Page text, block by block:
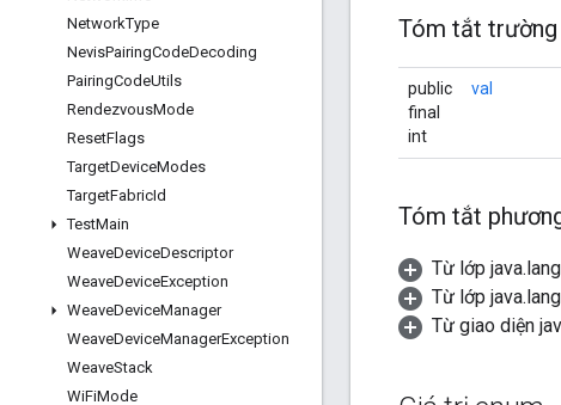
NetworkType
NevisPairingCodeDecoding
PairingCodeUtils
RendezvousMode
ResetFlags
TargetDeviceModes
TargetFabricId
TestMain
WeaveDeviceDescriptor
WeaveDeviceException
WeaveDeviceManager
WeaveDeviceManagerException
WeaveStack
WiFiMode
Tóm tắt trường
public
final
int
val
Tóm tắt
Từ lớp
Từ lớp
Từ giao diện